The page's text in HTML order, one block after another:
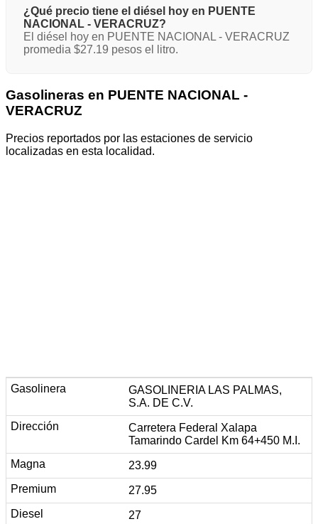
¿Qué precio tiene el diésel hoy en PUENTE
NACIONAL - VERACRUZ?
El diésel hoy en PUENTE NACIONAL - VERACRUZ
promedia $27.19 pesos el litro.
Gasolineras en PUENTE NACIONAL -
VERACRUZ
Precios reportados por las estaciones de servicio
localizadas en esta localidad.
GASOLINERIA LAS PALMAS,
S.A. DE C.V.
Carretera Federal Xalapa
Tamarindo Cardel Km 64+450 M.I.
23.99
27.95
27